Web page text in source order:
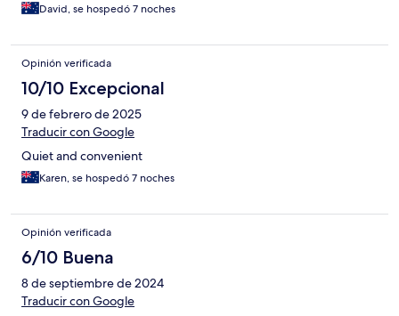
David, se hospedó 7 noches
Opinión verificada
10/10 Excepcional
9 de febrero de 2025
Traducir con Google
Quiet and convenient
Karen, se hospedó 7 noches
Opinión verificada
6/10 Buena
8 de septiembre de 2024
Traducir con Google